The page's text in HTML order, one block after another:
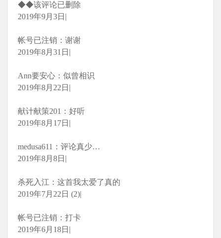
◆◆该评论已删除
2019年9月3日|
帐号已注销：谢谢
2019年8月31日|
Ann要安心：似曾相识
2019年8月22日|
献计献策201：好听
2019年8月17日|
medusa611：评论真少…
2019年8月8日|
杀死入江：这首我太爱了真的
2019年7月22日 (2)|
帐号已注销：打卡
2019年6月18日|